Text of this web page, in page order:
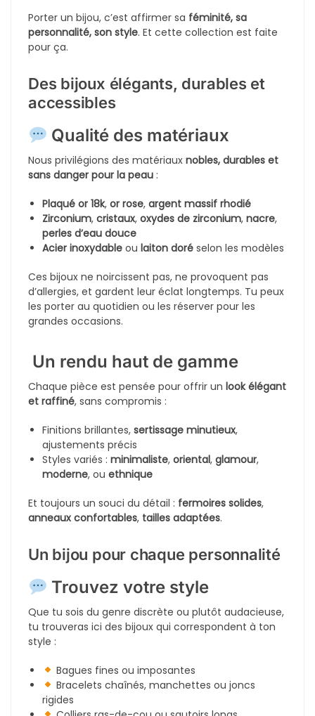
En rupture de stock
Parure Cœur Étincelant Emeraudé
1990DA
En rupture de stock
Parure Okach Trèfle Prestigieux
4600DA 3400DA
4000DA 2800DA 2500DA 1800
En rupture de stock
Parure Carti Classe 3 Pièces en Acier Inoxydable
En rupture de stock
Parure Okda 4 Pièces
Affichage de 1–12 sur 37 résultats